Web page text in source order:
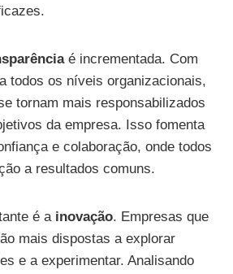
é incrementada. Com
todos os níveis organizacionais,
tornam mais responsabilizados
da empresa. Isso fomenta
e colaboração, onde todos
a resultados comuns.
é a inovação. Empresas que
mais dispostas a explorar
e a experimentar. Analisando